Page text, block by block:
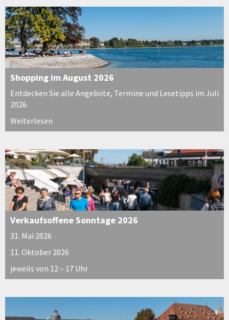
Shopping im August 2026
Entdecken Sie alle Angebote, Termine und Lesetipps im Juli
2026.
Weiterlesen
Verkaufsoffene Sonntage 2026
31. Mai 2026
11. Oktober 2026
jeweils von 12 – 17 Uhr